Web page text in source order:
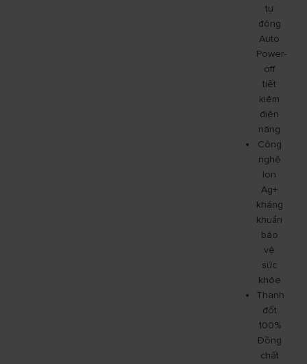
tự
động
Auto
Power-
off
tiết
kiệm
điện
năng
Công
nghệ
Ion
Ag+
kháng
khuẩn
bảo
vệ
sức
khỏe
Thanh
đốt
100%
Đồng
chất